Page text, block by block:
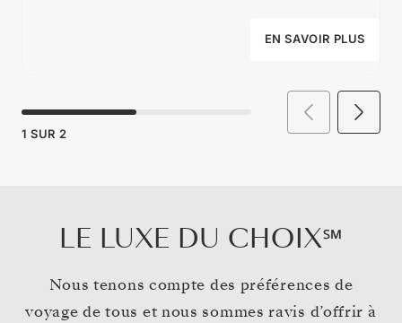
EN SAVOIR PLUS
1 SUR 2
LE LUXE DU CHOIX℠
Nous tenons compte des préférences de
voyage de tous et nous sommes ravis d’offrir à